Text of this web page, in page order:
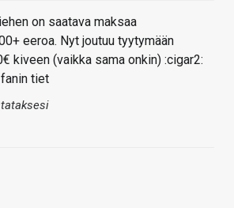
on saatava maksaa
eeroa. Nyt joutuu tyytymään
kiveen (vaikka sama onkin) :cigar2:
tiet